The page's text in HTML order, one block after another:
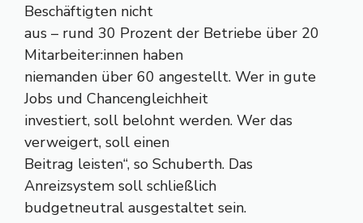
Beschäftigten nicht
aus – rund 30 Prozent der Betriebe über 20
Mitarbeiter:innen haben
niemanden über 60 angestellt. Wer in gute
Jobs und Chancengleichheit
investiert, soll belohnt werden. Wer das
verweigert, soll einen
Beitrag leisten“, so Schuberth. Das
Anreizsystem soll schließlich
budgetneutral ausgestaltet sein.